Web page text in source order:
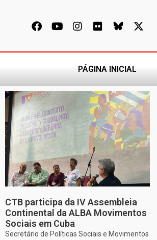
PÁGINA INICIAL
CTB participa da IV Assembleia
Continental da ALBA Movimentos
Sociais em Cuba
Secretário de Políticas Sociais e Movimentos